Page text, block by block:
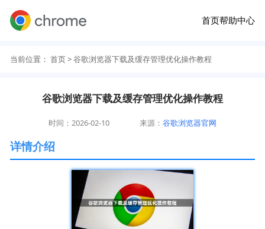
首页帮助中心
当前位置： 首页> 谷歌浏览器下载及缓存管理优化操作教程
谷歌浏览器下载及缓存管理优化操作教程
时间：2026-02-10 来源：谷歌浏览器官网
详情介绍